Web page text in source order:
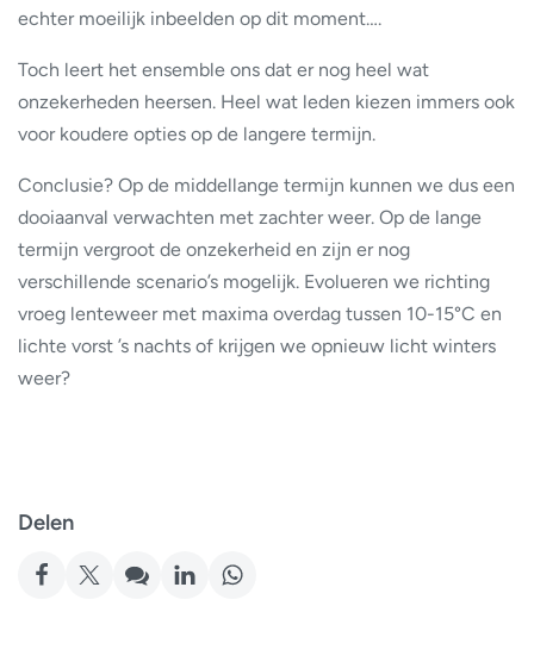
echter moeilijk inbeelden op dit moment….
Toch leert het ensemble ons dat er nog heel wat
onzekerheden heersen. Heel wat leden kiezen immers ook
voor koudere opties op de langere termijn.
Conclusie? Op de middellange termijn kunnen we dus een
dooiaanval verwachten met zachter weer. Op de lange
termijn vergroot de onzekerheid en zijn er nog
verschillende scenario’s mogelijk. Evolueren we richting
vroeg lenteweer met maxima overdag tussen 10-15°C en
lichte vorst ’s nachts of krijgen we opnieuw licht winters
weer?
Delen